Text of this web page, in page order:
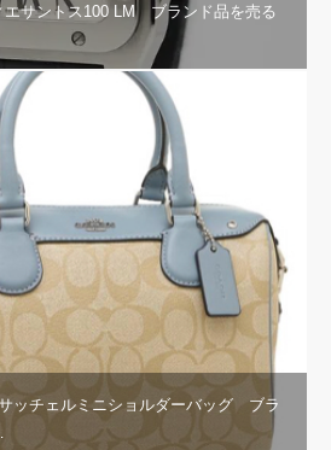
エサントス100 LM ブランド品を売る
ッチェルミニショルダーバッグ ブラ